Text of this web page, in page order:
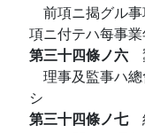
前項ニ揭グル
項ニ付テハ每事
第三十四條ノ六
理事及監事ハ
シ
第三十四條ノ七